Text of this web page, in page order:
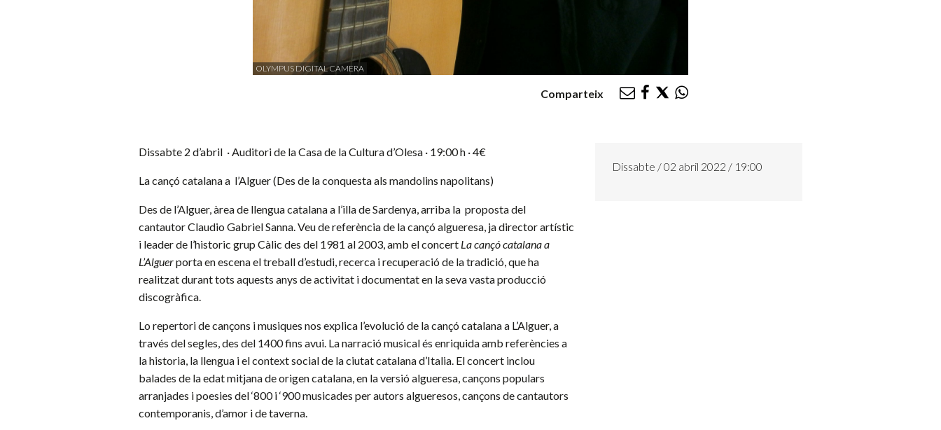
OLYMPUS DIGITAL CAMERA
Comparteix
Dissabte 2 d’abril · Auditori de la Casa de la Cultura d’Olesa · 19:00 h · 4€
La cançó catalana a l’Alguer(Des de la conquesta als mandolins napolitans)
Des de l’Alguer, àrea de llengua catalana a l’illa de Sardenya, arriba la proposta del
cantautorClaudio Gabriel Sanna.Veu de referència de la cançó algueresa, ja director artístic
i leader de l’historic grup Càlic des del 1981 al 2003, amb el concert La cançó catalana a
L’Alguerporta en escena el treball d’estudi, recerca i recuperació de la tradició, que ha
realitzat durant tots aquests anys de activitat i documentat en la seva vasta producció
discogràfica.
Lo repertori de cançons i musiques nos explica l’evolució de la cançó catalana a L’Alguer, a
través del segles, des del 1400 fins avui. La narració musical és enriquida amb referències a
la historia, la llengua i el context social de la ciutat catalana d’Italia. El concert inclou
balades de la edat mitjana de origen catalana, en la versió algueresa, cançons populars
arranjades i poesies del ‘800 i ‘900 musicades per autors algueresos, cançons de cantautors
contemporanis, d’amor i de taverna.
Dissabte / 02 abril 2022 / 19:00